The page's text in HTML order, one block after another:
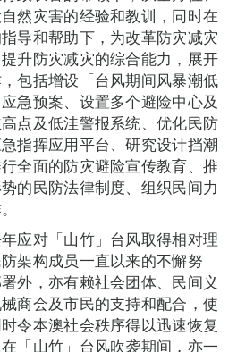
然灾害的经验和教训，同时在
导和帮助下，为改革防灾减灾
升防灾减灾的综合能力，展开
包括增设「台风期间风暴潮低
急预案、设置多个避险中心及
点及低洼警报系统、优化民防
指挥应用平台、研究设计挡潮
全面的防灾避险宣传教育、推
的民防法律制度、组织民间力
应对「山竹」台风取得相对理
架构成员一直以来的不懈努
外，亦有赖社会团体、民间义
商会及市民的支持和配合，使
令本澳社会秩序得以迅速恢复
「山竹」台风吹袭期间，亦一